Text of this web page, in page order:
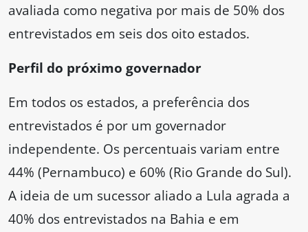
avaliada como negativa por mais de 50% dos
entrevistados em seis dos oito estados.
Perfil do próximo governador
Em todos os estados, a preferência dos
entrevistados é por um governador
independente. Os percentuais variam entre
44% (Pernambuco) e 60% (Rio Grande do Sul).
A ideia de um sucessor aliado a Lula agrada a
40% dos entrevistados na Bahia e em